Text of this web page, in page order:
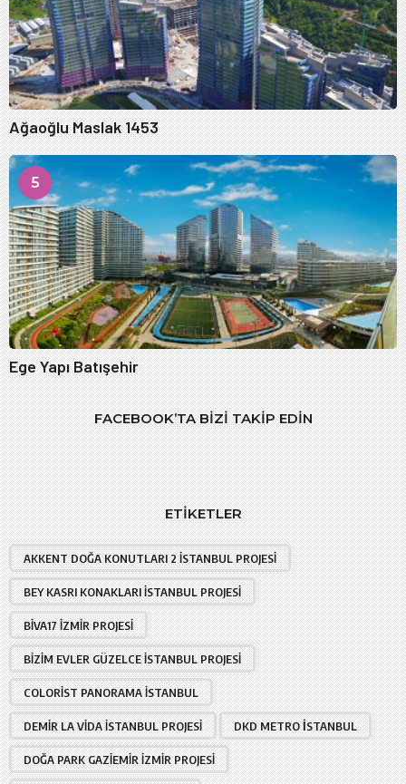
Ağaoğlu Maslak 1453
5
Ege Yapı Batışehir
FACEBOOK’TA BIZI TAKIP EDIN
ETIKETLER
AKKENT DOĞA KONUTLARI 2 İSTANBUL PROJESI
BEY KASRI KONAKLARI İSTANBUL PROJESI
BIVA17 İZMIR PROJESI
BIZIM EVLER GÜZELCE İSTANBUL PROJESI
COLORIST PANORAMA İSTANBUL
DEMIR LA VIDA İSTANBUL PROJESI DKD METRO İSTANBUL
DOĞA PARK GAZIEMIR İZMIR PROJESI